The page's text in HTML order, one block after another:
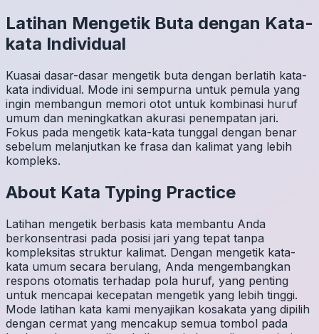
Latihan Mengetik Buta dengan Kata-
kata Individual
Kuasai dasar-dasar mengetik buta dengan berlatih kata-
kata individual. Mode ini sempurna untuk pemula yang
ingin membangun memori otot untuk kombinasi huruf
umum dan meningkatkan akurasi penempatan jari.
Fokus pada mengetik kata-kata tunggal dengan benar
sebelum melanjutkan ke frasa dan kalimat yang lebih
kompleks.
About Kata Typing Practice
Latihan mengetik berbasis kata membantu Anda
berkonsentrasi pada posisi jari yang tepat tanpa
kompleksitas struktur kalimat. Dengan mengetik kata-
kata umum secara berulang, Anda mengembangkan
respons otomatis terhadap pola huruf, yang penting
untuk mencapai kecepatan mengetik yang lebih tinggi.
Mode latihan kata kami menyajikan kosakata yang dipilih
dengan cermat yang mencakup semua tombol pada